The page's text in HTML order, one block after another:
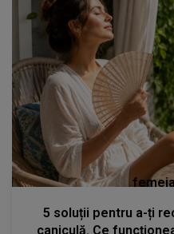
5 soluții pentru a-ți
caniculă. Ce